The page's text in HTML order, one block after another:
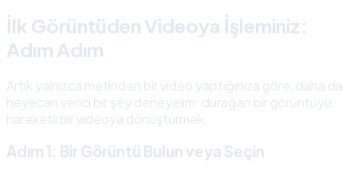
İlk Görüntüden Videoya İşleminiz:
Adım Adım
Artık yalnızca metinden bir video yaptığınıza göre, daha da
heyecan verici bir şey deneyelim: durağan bir görüntüyü
hareketli bir videoya dönüştürmek.
Adım 1: Bir Görüntü Bulun veya Seçin